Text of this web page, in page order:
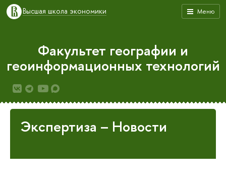
Меню
Высшая школа экономики
Факультет географии и
геоинформационных технологий
Экспертиза – Новости